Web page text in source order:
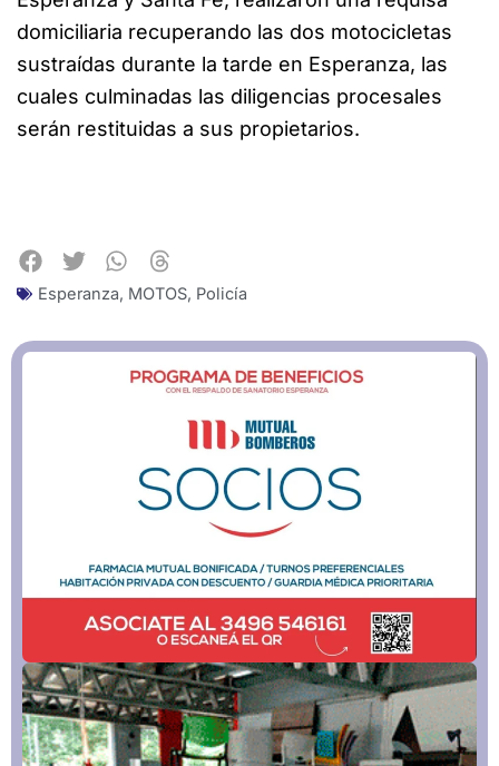
domiciliaria recuperando las dos motocicletas
sustraídas durante la tarde en Esperanza, las
cuales culminadas las diligencias procesales
serán restituidas a sus propietarios.
Esperanza, MOTOS, Policía